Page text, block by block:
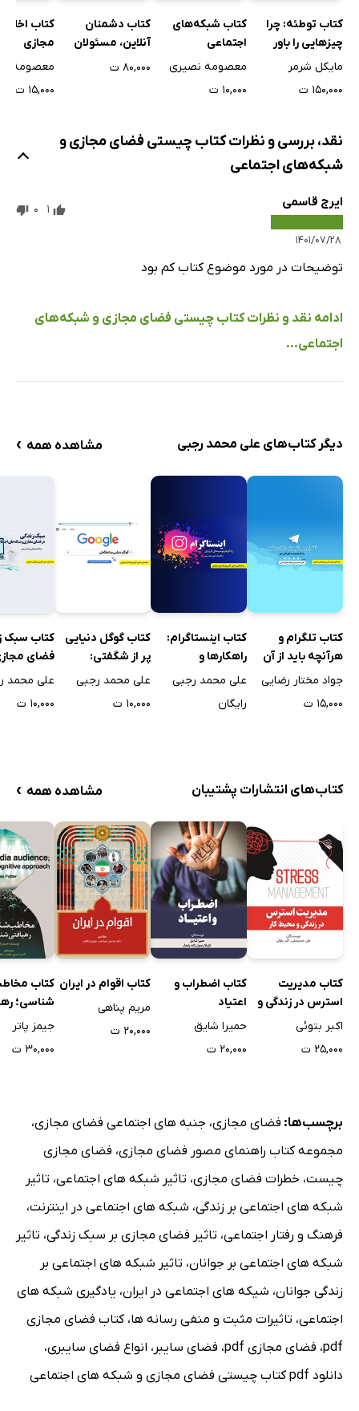
کتاب توطئه: چرا
چیزهایی را باور
می‌کنیم که با عقل
مایکل شرمر
۱۵۰,۰۰۰ ت
کتاب شبکه‌های
اجتماعی
معصومه نصیری
۱۰,۰۰۰ ت
کتاب دشمنان
آنلاین، مسئولان
آفلاین
۸۰,۰۰۰ ت
کتاب
مجازی
معصومه
۱۵,۰۰۰ ت
نقد، بررسی و نظرات کتاب چیستی فضای مجازی و
شبکه‌های اجتماعی
ایرج قاسمی
۱۴۰۱/۰۷/۲۸
1
0
توضیحات در مورد موضوع کتاب کم بود
ادامه نقد و نظرات کتاب چیستی فضای مجازی و شبکه‌های
اجتماعی...
دیگر کتاب‌های علی محمد رجبی مشاهده همه ›
کتاب تلگرام و
هرآنچه باید از آن
بدانید: راهکارها و
جواد مختار رضایی
۱۵,۰۰۰ ت
کتاب اینستاگرام:
راهکارها و
توصیه‌های کاربردی
علی محمد رجبی
رایگان
کتاب گوگل دنیایی
پر از شگفتی:
راهکارها و
علی محمد رجبی
۱۰,۰۰۰ ت
کتاب سبک
فضای
شبکه‌های
علی محمد
۱۰,۰۰۰ ت
کتاب‌های انتشارات پشتیبان مشاهده همه ›
کتاب مدیریت
استرس در زندگی و
محیط کار
اکبر بتوئی
۲۵,۰۰۰ ت
کتاب اضطراب و
اعتیاد
حمیرا شایق
۲۰,۰۰۰ ت
کتاب اقوام در ایران
مریم پناهی
۲۰,۰۰۰ ت
کتاب
شناسی؛
شناختی
جیمز پاتر
۳۰,۰۰۰ ت
برچسب‌ها: فضای مجازی، جنبه های اجتماعی فضای مجازی،
مجموعه کتاب راهنمای مصور فضای مجازی، فضای مجازی
چیست، خطرات فضای مجازی، تاثیر شبکه های اجتماعی، تاثیر
شبکه های اجتماعی بر زندگی، شبکه های اجتماعی در اینترنت،
فرهنگ و رفتار اجتماعی، تاثیر فضای مجازی بر سبک زندگی، تاثیر
شبکه های اجتماعی بر جوانان، تاثیر شبکه های اجتماعی بر
زندگی جوانان، شیکه های اجتماعی در ایران، یادگیری شبکه های
اجتماعی، تاثیرات مثبت و منفی رسانه ها،کتاب فضای مجازی
pdf، فضای مجازی pdf ، فضای سایبر ، انواع فضای سایبری،
دانلود pdf کتاب چیستی فضای مجازی و شبکه های اجتماعی